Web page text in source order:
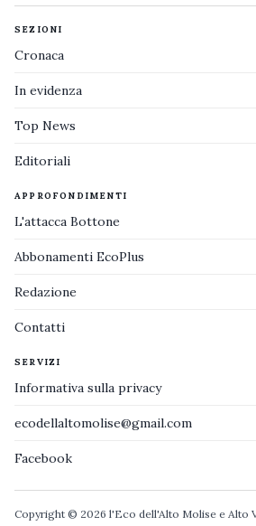
SEZIONI
Cronaca
In evidenza
Top News
Editoriali
APPROFONDIMENTI
L'attacca Bottone
Abbonamenti EcoPlus
Redazione
Contatti
SERVIZI
Informativa sulla privacy
ecodellaltomolise@gmail.com
Facebook
Copyright © 2026 l'Eco dell'Alto Molise e Alto